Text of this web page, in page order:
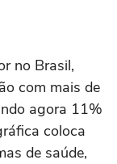
no Brasil,
com mais de
agora 11%
coloca
de saúde,